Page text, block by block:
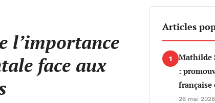
l’importance
face aux
Articles
1
Mathilde
:
française
26 mai 2026